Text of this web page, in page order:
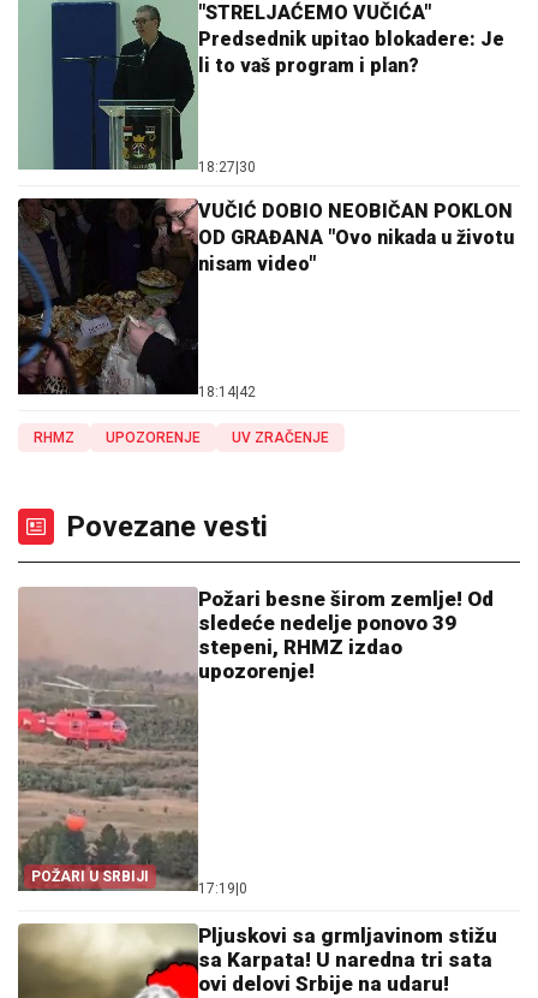
"STRELJAĆEMO VUČIĆA"
Predsednik upitao blokadere: Je
li to vaš program i plan?
18:27 30
VUČIĆ DOBIO NEOBIČAN POKLON
OD GRAĐANA "Ovo nikada u životu
nisam video"
18:14 42
RHMZ UPOZORENJE UV ZRAČENJE
Povezane vesti
POŽARI U SRBIJI
Požari besne širom zemlje! Od
sledeće nedelje ponovo 39
stepeni, RHMZ izdao
upozorenje!
17:19 0
Pljuskovi sa grmljavinom stižu
sa Karpata! U naredna tri sata
ovi delovi Srbije na udaru!